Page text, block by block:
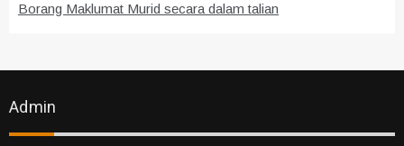
Borang Maklumat Murid secara dalam talian
Admin